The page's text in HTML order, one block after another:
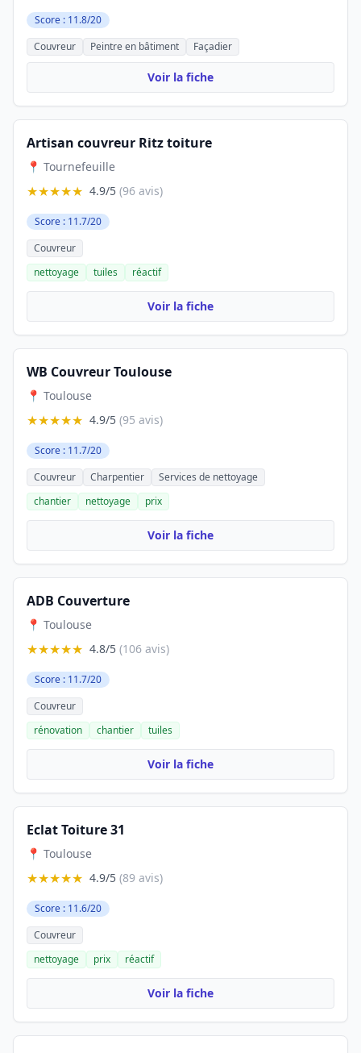
Score : 11.8/20
Couvreur
Peintre en bâtiment Façadier
Voir la fiche
Artisan couvreur Ritz toiture
📍 Tournefeuille
★★★★★ 4.9/5 (96 avis)
Score : 11.7/20
Couvreur
nettoyage
tuiles réactif
Voir la fiche
WB Couvreur Toulouse
📍 Toulouse
★★★★★ 4.9/5 (95 avis)
Score : 11.7/20
Couvreur
Charpentier
Services de nettoyage
chantier
nettoyage prix
Voir la fiche
ADB Couverture
📍 Toulouse
★★★★★ 4.8/5 (106 avis)
Score : 11.7/20
Couvreur
rénovation
chantier tuiles
Voir la fiche
Eclat Toiture 31
📍 Toulouse
★★★★★ 4.9/5 (89 avis)
Score : 11.6/20
Couvreur
nettoyage
prix réactif
Voir la fiche